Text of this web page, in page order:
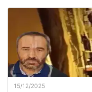
15/12/2025